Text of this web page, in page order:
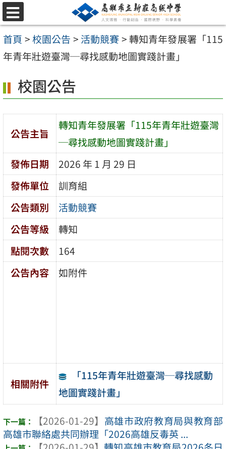
跳
至
主
要
容
區
選
單
首頁 >校園公告 > 活動競賽 >轉知青年發展署「115
年青年壯遊臺灣─尋找感動地圖實踐計畫」
校園公告
公告主旨
轉知青年發展署「115年青年壯遊臺灣
─尋找感動地圖實踐計畫」
發佈日期
2026 年 1 月 29 日
發佈單位
訓育組
公告類別
活動競賽
公告等級
轉知
點閱次數
164
公告內容
如附件
相關附件
「115年青年壯遊臺灣─尋找感動
地圖實踐計畫」
【2026-01-29】 高雄市政府教育局與教育部
高雄市聯絡處共同辦理「2026高雄反毒英 ...